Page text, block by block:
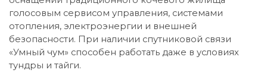
голосовым сервисом управления, системами
отопления, электроэнергии и внешней
безопасности. При наличии спутниковой связи
«Умный чум» способен работать даже в условиях
тундры и тайги.